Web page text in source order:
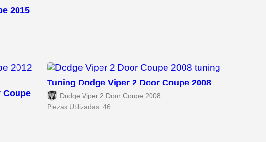
2015
Coupe
Tuning Dodge Viper 2 Door Coupe 2008
Dodge Viper 2 Door Coupe 2008
Piezas Utilizadas: 46